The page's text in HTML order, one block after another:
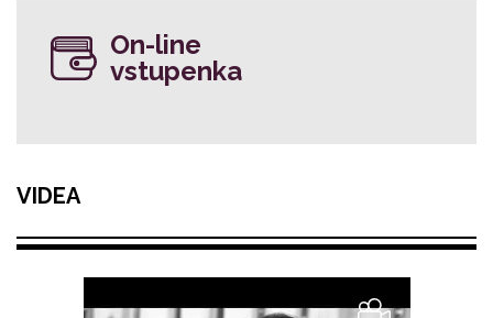
On-line
vstupenka
VIDEA